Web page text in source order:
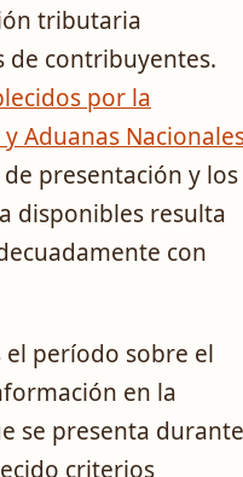
tributaria
contribuyentes.
por la
Aduanas
presentación y los
disponibles resulta
con
el período sobre el
en la
se presenta durante
criterios